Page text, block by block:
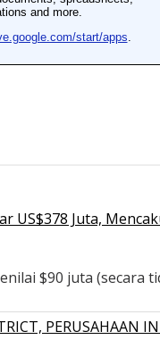
US$378 Juta,
$90 juta
PERUSAHAAN